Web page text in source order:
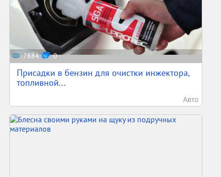
7884 0
Присадки в бензин для очистки инжектора,
топливной...
Авто